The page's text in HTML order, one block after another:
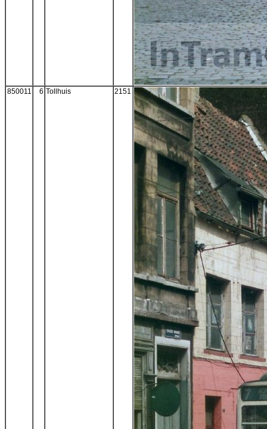
850011 6 Tollhuis 2151